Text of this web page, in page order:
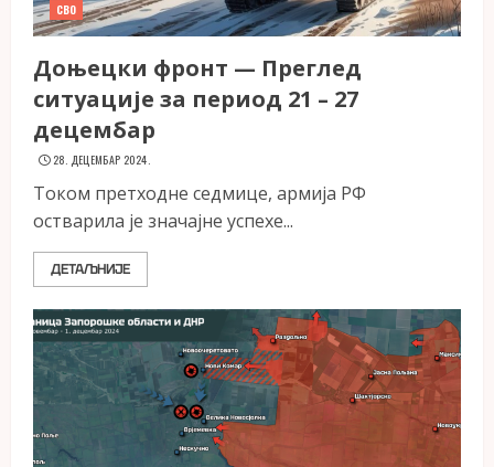
СВО
Доњецки фронт — Преглед
ситуације за период 21 – 27
децембар
28. ДЕЦЕМБАР 2024.
Током претходне седмице, армија РФ
остварила је значајне успехе...
ДЕТАЉНИЈЕ